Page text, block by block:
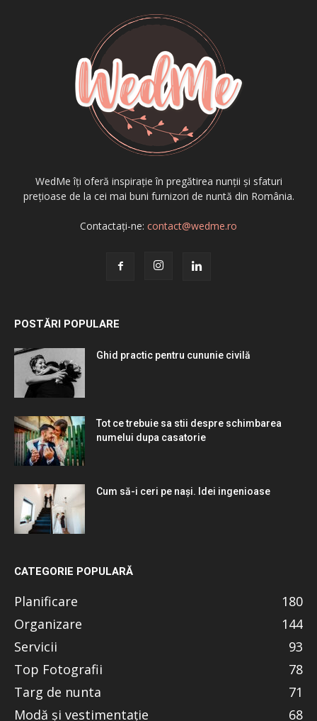
WedMe îți oferă inspirație în pregătirea nunții și sfaturi
prețioase de la cei mai buni furnizori de nuntă din România.
Contactați-ne: contact@wedme.ro
POSTĂRI POPULARE
Ghid practic pentru cununie civilă
Tot ce trebuie sa stii despre schimbarea
numelui dupa casatorie
Cum să-i ceri pe nași. Idei ingenioase
CATEGORIE POPULARĂ
Planificare
180
Organizare
144
Servicii
93
Top Fotografii
78
Targ de nunta
71
Modă și vestimentație
68